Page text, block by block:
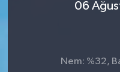
06
Nem: %32,